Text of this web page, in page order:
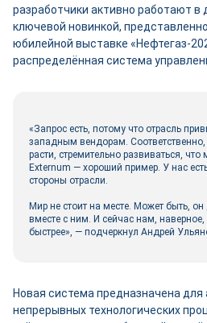
разработчики активно работают в
ключевой новинкой,
юбилейной выставке «Нефтегаз-
распределённая система
«Запрос есть, потому что отрасль
западным вендорам.
расти, стремительно развиваться,
Externum — хороший пример. У нас
стороны отрасли.
Мир не стоит на месте. Может быть,
вместе с ним. И сейчас нам,
быстрее», — подчеркнул Андрей
Новая система предназначена
непрерывных технологических